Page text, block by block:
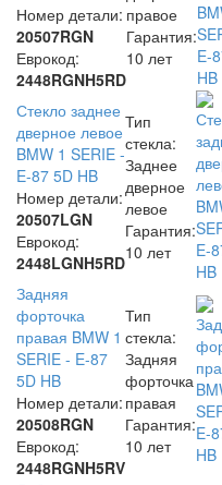
Номер детали:
20507RGN
Еврокод:
2448RGNH5RD
правое
Гарантия:
10 лет
Стекло заднее
дверное левое
BMW 1 SERIE -
E-87 5D HB
Номер детали:
20507LGN
Еврокод:
2448LGNH5RD
Тип
стекла:
Заднее
дверное
левое
Гарантия:
10 лет
Задняя
форточка
правая BMW 1
SERIE - E-87
5D HB
Номер детали:
20508RGN
Еврокод:
2448RGNH5RV
Тип
стекла:
Задняя
форточка
правая
Гарантия:
10 лет